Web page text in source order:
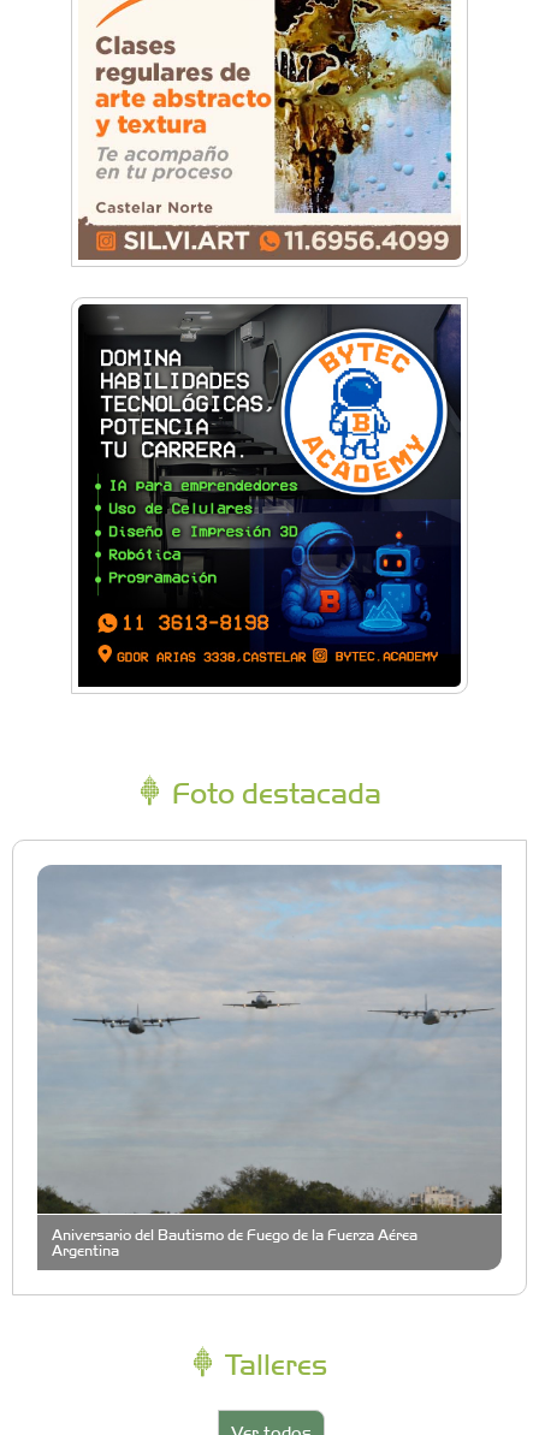
Foto destacada
Aniversario del Bautismo de Fuego de la Fuerza Aérea
Argentina
Talleres